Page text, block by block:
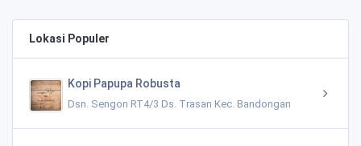
Lokasi Populer
Kopi Papupa Robusta
Dsn. Sengon RT4/3 Ds. Trasan Kec. Bandongan